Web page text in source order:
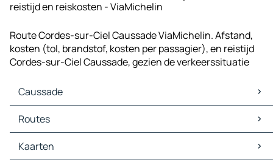
reistijd en reiskosten - ViaMichelin
Route Cordes-sur-Ciel Caussade ViaMichelin. Afstand,
kosten (tol, brandstof, kosten per passagier), en reistijd
Cordes-sur-Ciel Caussade, gezien de verkeerssituatie
Caussade
Caussade Kaarten
Caussade Verkeer
Caussade Hotels
Caussade Restaurants
Routes
Routes Caussade - Nègrepelisse
Routes Caussade - Albias
Kaarten